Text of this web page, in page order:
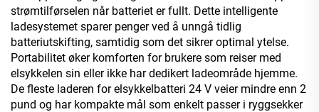
strømtilførselen når batteriet er fullt. Dette intelligente
ladesystemet sparer penger ved å unngå tidlig
batteriutskifting, samtidig som det sikrer optimal ytelse.
Portabilitet øker komforten for brukere som reiser med
elsykkelen sin eller ikke har dedikert ladeområde hjemme.
De fleste laderen for elsykkelbatteri 24 V veier mindre enn 2
pund og har kompakte mål som enkelt passer i ryggsekker